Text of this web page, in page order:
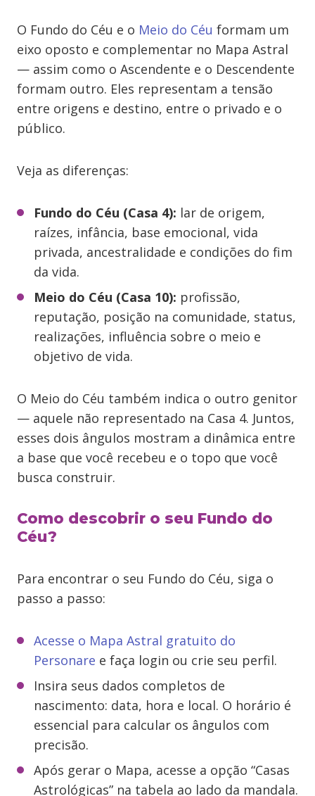
O Fundo do Céu e o Meio do Céu formam um
eixo oposto e complementar no Mapa Astral
— assim como o Ascendente e o Descendente
formam outro. Eles representam a tensão
entre origens e destino, entre o privado e o
público.
Veja as diferenças:
Fundo do Céu (Casa 4): lar de origem,
raízes, infância, base emocional, vida
privada, ancestralidade e condições do fim
da vida.
Meio do Céu (Casa 10): profissão,
reputação, posição na comunidade, status,
realizações, influência sobre o meio e
objetivo de vida.
O Meio do Céu também indica o outro genitor
— aquele não representado na Casa 4. Juntos,
esses dois ângulos mostram a dinâmica entre
a base que você recebeu e o topo que você
busca construir.
Como descobrir o seu Fundo do
Céu?
Para encontrar o seu Fundo do Céu, siga o
passo a passo:
Acesse o Mapa Astral gratuito do
Personare e faça login ou crie seu perfil.
Insira seus dados completos de
nascimento: data, hora e local. O horário é
essencial para calcular os ângulos com
precisão.
Após gerar o Mapa, acesse a opção “Casas
Astrológicas” na tabela ao lado da mandala.